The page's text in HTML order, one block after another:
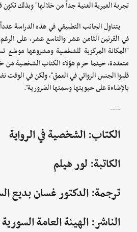
تجربة الغيرية الغنية جداً من خلالها" وبذلك تكون
يتناول الجانب التطبيقي في هذه الدراسة
في القرنين الثامن عشر والتاسع عشر، على
"المكانة المركزية للشخصية ومشروعها موضع
متعددة، حينما حرم هؤلاء الكتاب الشخصية من
قلبوا الجنس الروائي في العمق"، ولكن في
بالإضاءة على حيويتها وسمتها الضرورية".
----
الكتاب: الشخصية في الرواية
الكاتبة: لور هيلم
ترجمة: الدكتور غسان بديع
الناشر: الهيئة العامة السورية